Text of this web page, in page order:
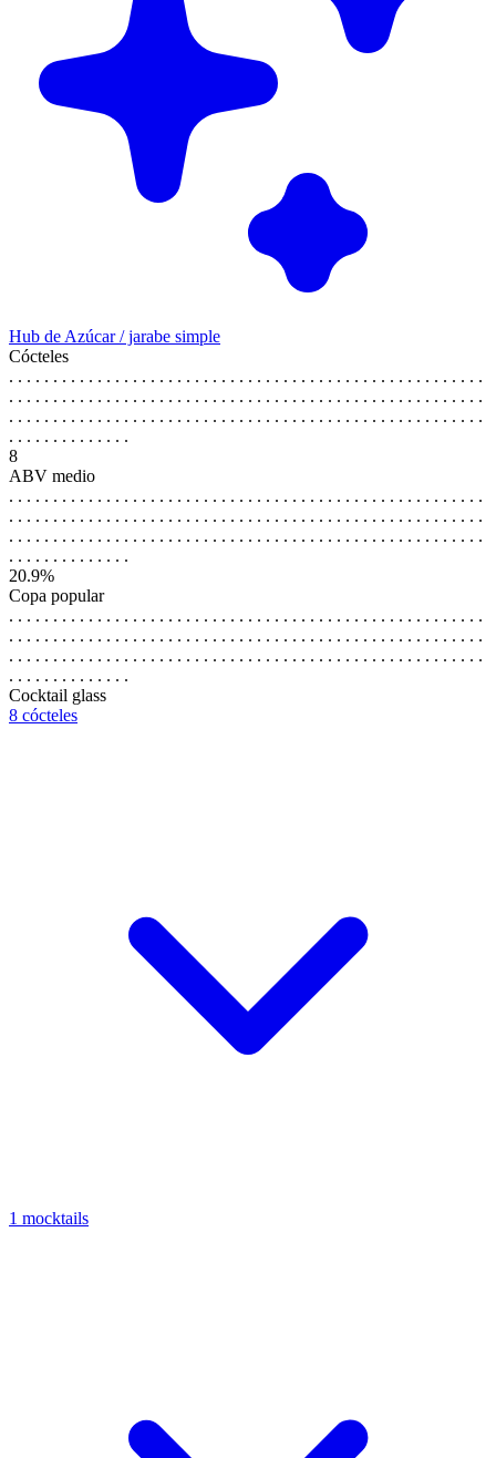
Hub de Azúcar / jarabe simple
Cócteles
. . . . . . . . . . . . . . . . . . . . . . . . . . . . . . . . . . . . . . . . . . . . . . . . . . . . . .
. . . . . . . . . . . . . . . . . . . . . . . . . . . . . . . . . . . . . . . . . . . . . . . . . . . . . .
. . . . . . . . . . . . . . . . . . . . . . . . . . . . . . . . . . . . . . . . . . . . . . . . . . . . . .
. . . . . . . . . . . . . .
8
ABV medio
. . . . . . . . . . . . . . . . . . . . . . . . . . . . . . . . . . . . . . . . . . . . . . . . . . . . . .
. . . . . . . . . . . . . . . . . . . . . . . . . . . . . . . . . . . . . . . . . . . . . . . . . . . . . .
. . . . . . . . . . . . . . . . . . . . . . . . . . . . . . . . . . . . . . . . . . . . . . . . . . . . . .
. . . . . . . . . . . . . .
20.9%
Copa popular
. . . . . . . . . . . . . . . . . . . . . . . . . . . . . . . . . . . . . . . . . . . . . . . . . . . . . .
. . . . . . . . . . . . . . . . . . . . . . . . . . . . . . . . . . . . . . . . . . . . . . . . . . . . . .
. . . . . . . . . . . . . . . . . . . . . . . . . . . . . . . . . . . . . . . . . . . . . . . . . . . . . .
. . . . . . . . . . . . . .
Cocktail glass
8 cócteles
1 mocktails